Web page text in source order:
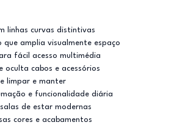
linhas curvas distintivas
que amplia visualmente espaço
fácil acesso multimédia
oculta cabos e acessórios
limpar e manter
e funcionalidade diária
de estar modernas
cores e acabamentos